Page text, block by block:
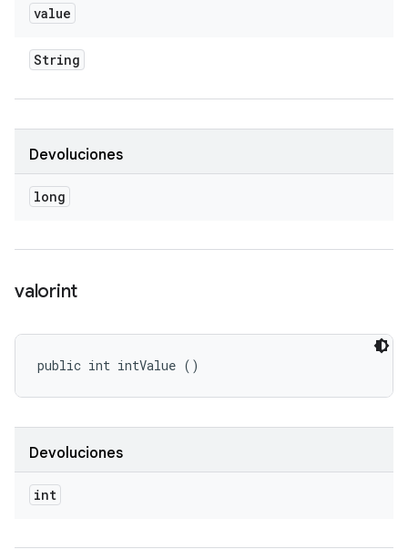
value
String
Devoluciones
long
valorint
public int intValue ()
Devoluciones
int